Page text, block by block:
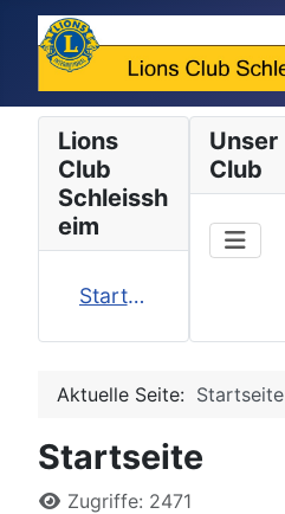
Lions
Club
Schleissh
eim
Startseite
Unser
Club
Aktuelle Seite: Startseite
Startseite
DetailsZugriffe: 2471